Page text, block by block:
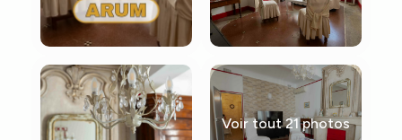
Voir tout 21 photos